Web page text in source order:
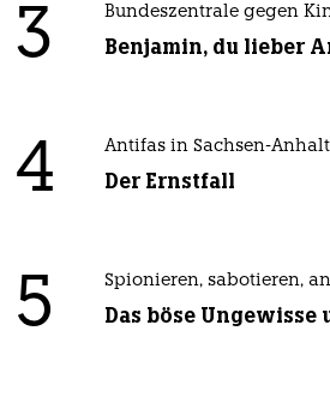
3 Bundeszentrale gegen
Benjamin, du lieber
4 Antifas in Sachsen-Anhalt
Der Ernstfall
5 Spionieren, sabotieren,
Das böse Ungewisse